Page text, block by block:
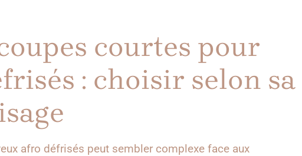
courtes pour
: choisir selon sa
afro défrisés peut sembler complexe face aux